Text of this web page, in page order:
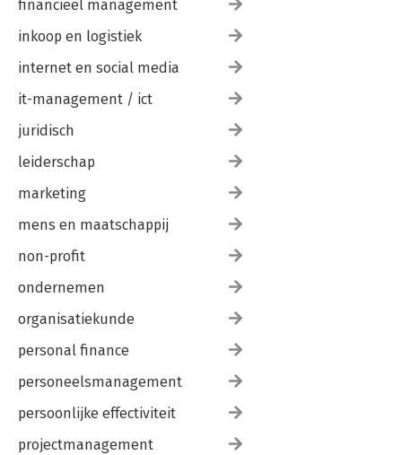
financieel management
inkoop en logistiek
internet en social media
it-management / ict
juridisch
leiderschap
marketing
mens en maatschappij
non-profit
ondernemen
organisatiekunde
personal finance
personeelsmanagement
persoonlijke effectiviteit
projectmanagement